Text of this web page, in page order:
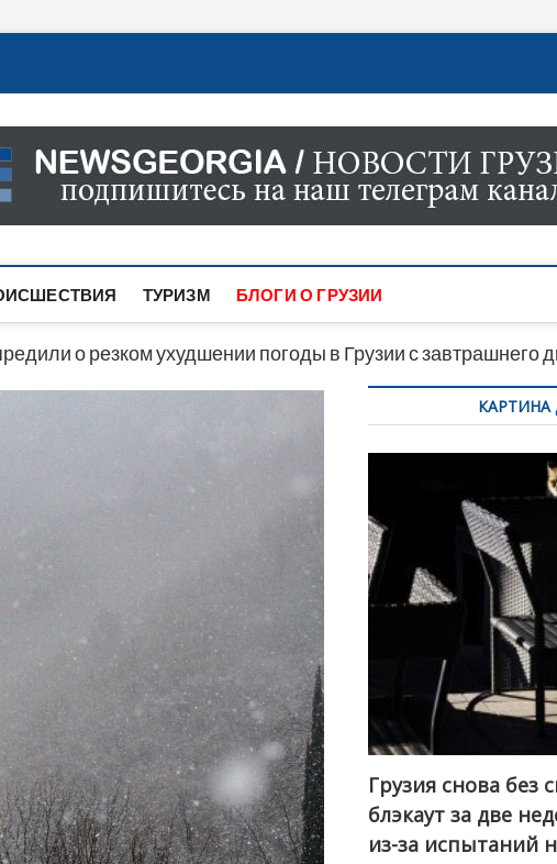
ИНФОРМАЦИЯ О СОБЫТИЯХ В ГРУЗИИ. НОВОСТИ
НОВОСТИ ПОЛИТИКИ, ЭКОНОМИКИ, КУЛЬТУРЫ,
ТУРИЗМ БЛОГИ О ГРУЗИИ
о резком ухудшении погоды в Грузии с завтрашнего
КАРТИНА
Грузия снова без
блэкаут за две
из-за испытаний